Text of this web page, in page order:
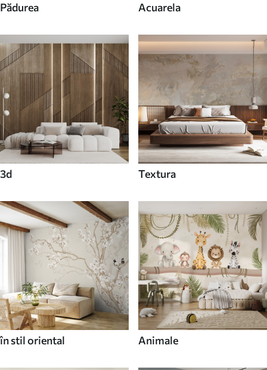
Pădurea Acuarela
3d Textura
în stil oriental Animale